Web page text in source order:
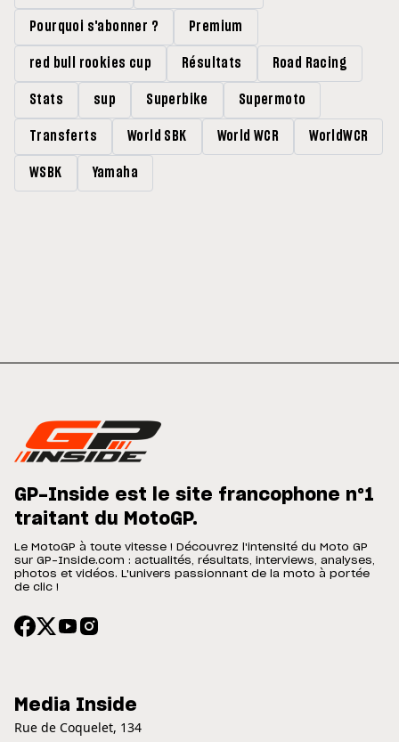
Pourquoi s'abonner ? Premium
red bull rookies cup Résultats Road Racing
Stats sup Superbike Supermoto
Transferts World SBK World WCR WorldWCR
WSBK Yamaha
GP-Inside est le site francophone n°1
traitant du MotoGP.
Le MotoGP à toute vitesse ! Découvrez l'intensité du Moto GP
sur GP-Inside.com : actualités, résultats, interviews, analyses,
photos et vidéos. L'univers passionnant de la moto à portée
de clic !
Media Inside
Rue de Coquelet, 134